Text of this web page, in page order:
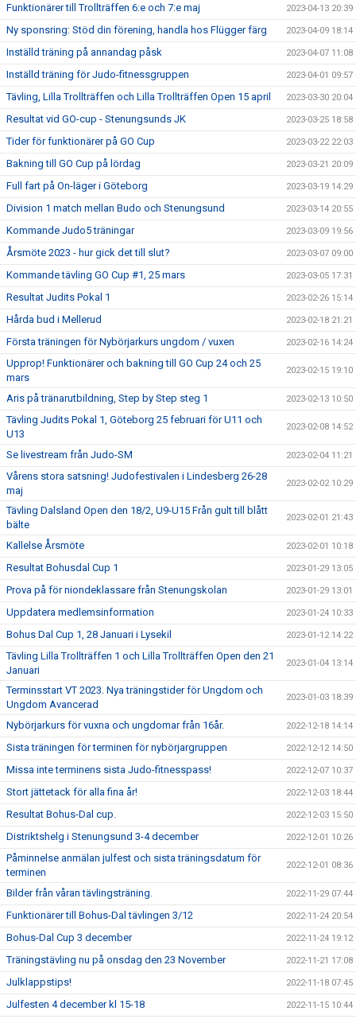
Funktionärer till Trollträffen 6:e och 7:e maj 2023-04-13 20:39
Ny sponsring: Stöd din förening, handla hos Flügger färg 2023-04-09 18:14
Inställd träning på annandag påsk 2023-04-07 11:08
Inställd träning för Judo-fitnessgruppen 2023-04-01 09:57
Tävling, Lilla Trollträffen och Lilla Trollträffen Open 15 april 2023-03-30 20:04
Resultat vid GO-cup - Stenungsunds JK 2023-03-25 18:58
Tider för funktionärer på GO Cup 2023-03-22 22:03
Bakning till GO Cup på lördag 2023-03-21 20:09
Full fart på On-läger i Göteborg 2023-03-19 14:29
Division 1 match mellan Budo och Stenungsund 2023-03-14 20:55
Kommande Judo5 träningar 2023-03-09 19:56
Årsmöte 2023 - hur gick det till slut? 2023-03-07 09:00
Kommande tävling GO Cup #1, 25 mars 2023-03-05 17:31
Resultat Judits Pokal 1 2023-02-26 15:14
Hårda bud i Mellerud 2023-02-18 21:21
Första träningen för Nybörjarkurs ungdom / vuxen 2023-02-16 14:24
Upprop! Funktionärer och bakning till GO Cup 24 och 25
mars
2023-02-15 19:10
Aris på tränarutbildning, Step by Step steg 1 2023-02-13 10:50
Tävling Judits Pokal 1, Göteborg 25 februari för U11 och
U13
2023-02-08 14:52
Se livestream från Judo-SM 2023-02-04 11:21
Vårens stora satsning! Judofestivalen i Lindesberg 26-28
maj
2023-02-02 10:29
Tävling Dalsland Open den 18/2, U9-U15 Från gult till blått
bälte
2023-02-01 21:43
Kallelse Årsmöte 2023-02-01 10:18
Resultat Bohusdal Cup 1 2023-01-29 13:05
Prova på för niondeklassare från Stenungskolan 2023-01-29 13:01
Uppdatera medlemsinformation 2023-01-24 10:33
Bohus Dal Cup 1, 28 Januari i Lysekil 2023-01-12 14:22
Tävling Lilla Trollträffen 1 och Lilla Trollträffen Open den 21
Januari
2023-01-04 13:14
Terminsstart VT 2023. Nya träningstider för Ungdom och
Ungdom Avancerad
2023-01-03 18:39
Nybörjarkurs för vuxna och ungdomar från 16år. 2022-12-18 14:14
Sista träningen för terminen för nybörjargruppen 2022-12-12 14:50
Missa inte terminens sista Judo-fitnesspass! 2022-12-07 10:37
Stort jättetack för alla fina år! 2022-12-03 18:44
Resultat Bohus-Dal cup. 2022-12-03 15:50
Distriktshelg i Stenungsund 3-4 december 2022-12-01 10:26
Påminnelse anmälan julfest och sista träningsdatum för
terminen
2022-12-01 08:36
Bilder från våran tävlingsträning. 2022-11-29 07:44
Funktionärer till Bohus-Dal tävlingen 3/12 2022-11-24 20:54
Bohus-Dal Cup 3 december 2022-11-24 19:12
Träningstävling nu på onsdag den 23 November 2022-11-21 17:08
Julklappstips! 2022-11-18 07:45
Julfesten 4 december kl 15-18 2022-11-15 10:44